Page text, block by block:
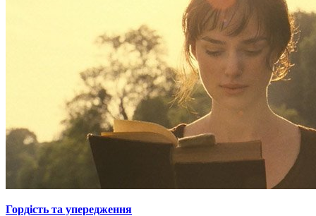
Гордiсть та упередження